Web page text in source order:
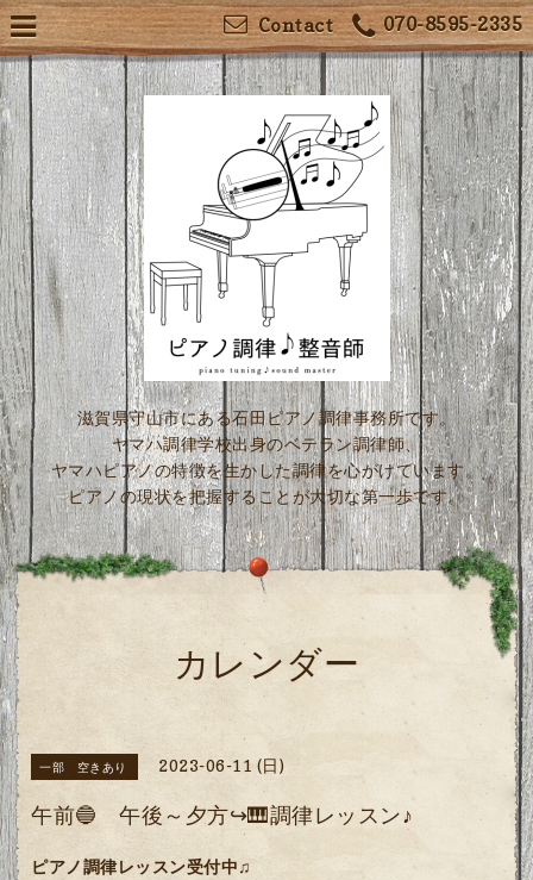
070-8595-2335
Contact
滋賀県守山市にある石田ピアノ調律事務所です。
ヤマハ調律学校出身のベテラン調律師、
ヤマハピアノの特徴を生かした調律を心がけています。
ピアノの現状を把握することが大切な第一歩です。
カレンダー
一部 空きあり 2023-06-11 (日)
午前🔵 午後～夕方↪🎹調律レッスン♪
ピアノ調律レッスン受付中♫